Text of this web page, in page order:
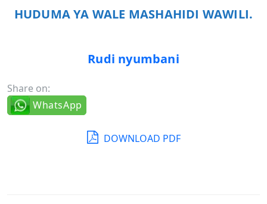
HUDUMA YA WALE MASHAHIDI WAWILI.
Rudi nyumbani
Share on:
WhatsApp
DOWNLOAD PDF